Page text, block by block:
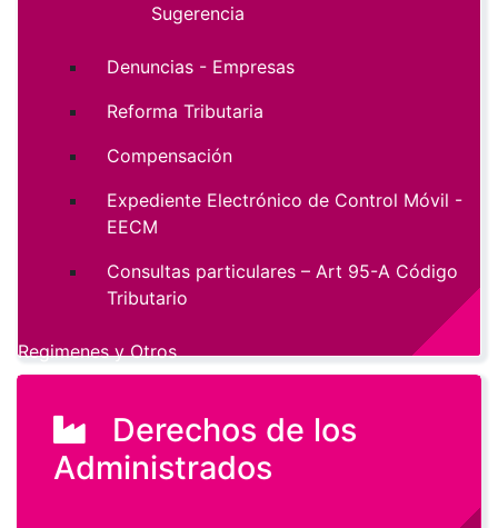
Derechos de los
Administrados
Sugerencia
Denuncias - Empresas
Reforma Tributaria
Compensación
Expediente Electrónico de Control Móvil -
EECM
Consultas particulares – Art 95-A Código
Tributario
Regimenes y Otros